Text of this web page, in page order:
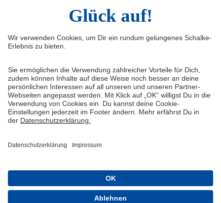
Service & Kontakt
Erklärung zur Barrierefreiheit
Medienportal
Datenschutz
Haftungsausschluss
Tickets
VELTINS-Arena
Knappenschmiede
ERWIN buchen